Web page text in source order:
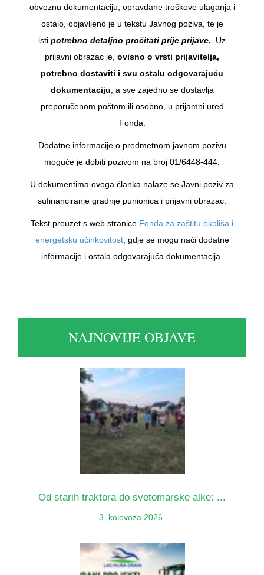
obveznu dokumentaciju, opravdane troškove ulaganja i
ostalo, objavljeno je u tekstu Javnog poziva, te je
isti potrebno detaljno pročitati prije prijave. Uz
prijavni obrazac je, ovisno o vrsti prijavitelja,
potrebno dostaviti i svu ostalu odgovarajuću
dokumentaciju , a sve zajedno se dostavlja
preporučenom poštom ili osobno, u prijamni ured
Fonda.
Dodatne informacije o predmetnom javnom pozivu
moguće je dobiti pozivom na broj 01/6448-444.
U dokumentima ovoga članka nalaze se Javni poziv za
sufinanciranje gradnje punionica i prijavni obrazac.
Tekst preuzet s web stranice Fonda za zaštitu okoliša i
energetsku učinkovitost, gdje se mogu naći dodatne
informacije i ostala odgovarajuća dokumentacija.
NAJNOVIJE OBJAVE
Od starih traktora do svetomarske alke: ...
3. kolovoza 2026.